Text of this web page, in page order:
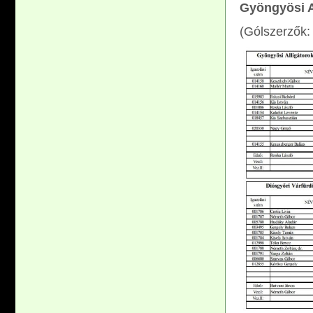
Gyöngyösi